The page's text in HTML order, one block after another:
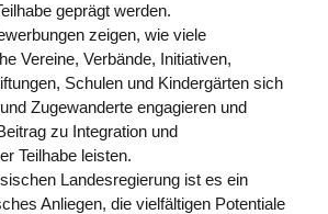
geprägt werden.
zeigen, wie viele
Vereine, Verbände, Initiativen,
Schulen und Kindergärten sich
Zugewanderte engagieren und
zu Integration und
Teilhabe leisten.
Landesregierung ist es ein
Anliegen, die vielfältigen Potentiale